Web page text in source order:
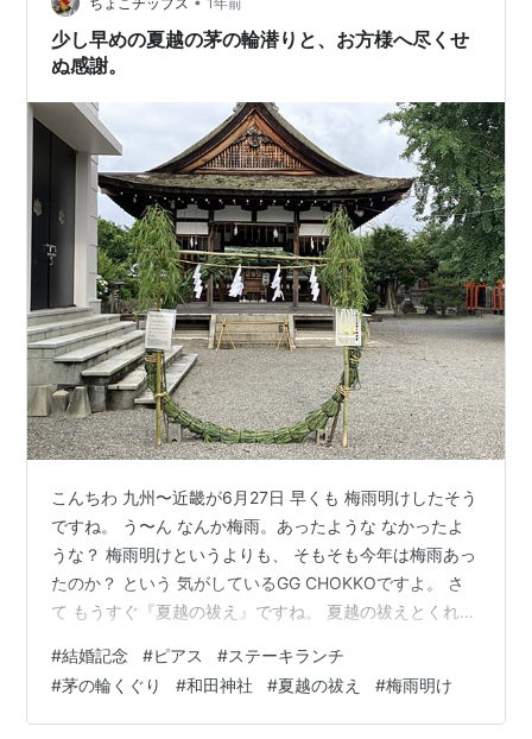
スの大予言』…
少し早めの夏越の茅の輪潜りと、お方様へ尽くせ
ぬ感謝。
こんちわ 九州〜近畿が6月27日 早くも 梅雨明けしたそう
ですね。 う〜ん なんか梅雨。あったような なかったよ
うな？ 梅雨明けというよりも、 そもそも今年は梅雨あっ
たのか？ という 気がしているGG CHOKKOですよ。 さ
て もうすぐ『夏越の祓え』ですね。 夏越の祓えとくれ
輪に拭ってもらい 向こう半年を、無病息災に暮らせるこ
とを祈る 神事。 で、30日当日に行ければいいのですが
どうなるやわからんので、 とりあえず、少し早めです
#結婚記念 #ピアス #ステーキランチ
#茅の輪くぐり #和田神社 #夏越の祓え #梅雨明け